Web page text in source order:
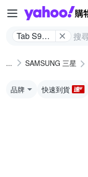
Tab S9系
SAMSUNG 三星
品牌 快速到貨